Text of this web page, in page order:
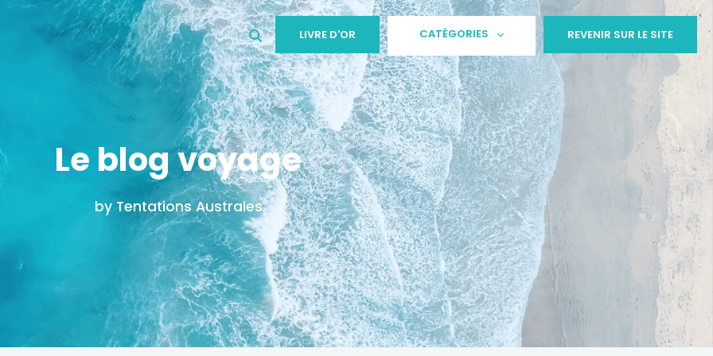
LIVRE D'OR CATÉGORIES REVENIR SUR LE SITE
Le blog voyage
by Tentations Australes